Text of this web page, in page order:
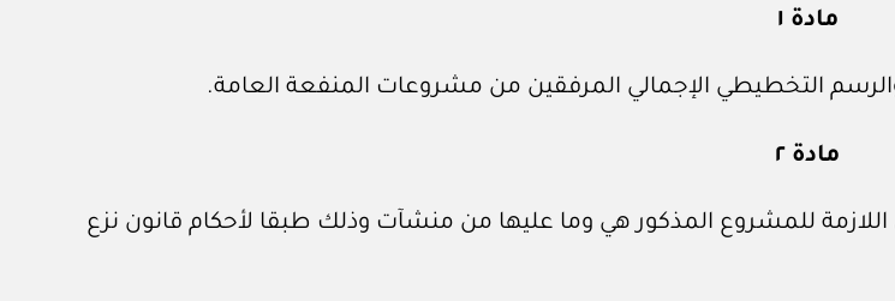
مادة ١
والرسم التخطيطي الإجمالي المرفقين من مشروعات المنفعة العامة.
مادة ٢
اللازمة للمشروع المذكور هي وما عليها من منشآت وذلك طبقا لأحكام قانون نزع